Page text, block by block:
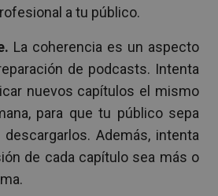
a tu público.
La coherencia es un aspecto
de podcasts. Intenta
nuevos capítulos el mismo
para que tu público sepa
Además, intenta
de cada capítulo sea más o